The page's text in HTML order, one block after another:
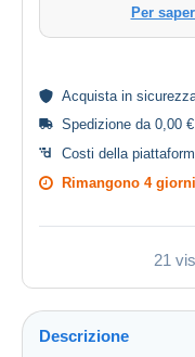
Per
Acquista in
Spedizione da 0,00
Costi della
Rimangono 4
21
Descrizione